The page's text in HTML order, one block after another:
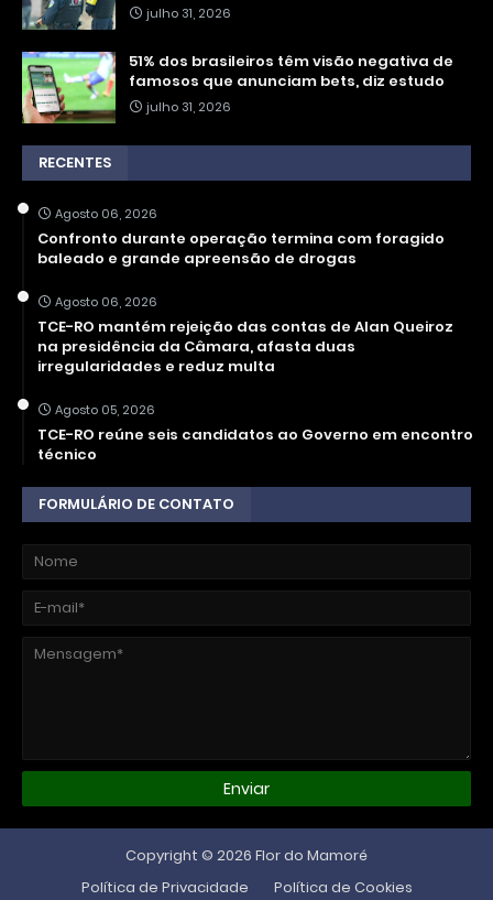
julho 31, 2026
51% dos brasileiros têm visão negativa de
famosos que anunciam bets, diz estudo
julho 31, 2026
RECENTES
Agosto 06, 2026
Confronto durante operação termina com foragido
baleado e grande apreensão de drogas
Agosto 06, 2026
TCE-RO mantém rejeição das contas de Alan Queiroz
na presidência da Câmara, afasta duas
irregularidades e reduz multa
Agosto 05, 2026
TCE-RO reúne seis candidatos ao Governo em encontro
técnico
FORMULÁRIO DE CONTATO
Copyright © 2026 Flor do Mamoré
Política de Privacidade
Política de Cookies